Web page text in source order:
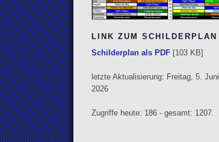
LINK ZUM SCHILDERPLAN
Schilderplan als PDF [103 KB]
letzte Aktualisierung: Freitag, 5. Juni
2026
Zugriffe heute: 186 - gesamt: 1207.